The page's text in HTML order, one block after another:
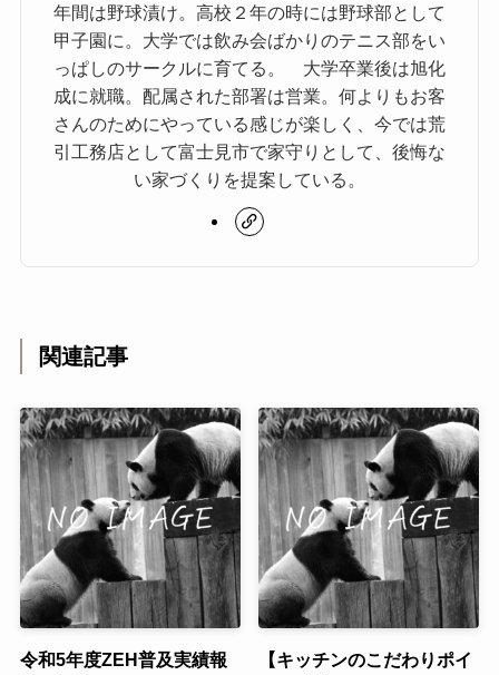
年間は野球漬け。高校２年の時には野球部として
甲子園に。大学では飲み会ばかりのテニス部をい
っぱしのサークルに育てる。 大学卒業後は旭化
成に就職。配属された部署は営業。何よりもお客
さんのためにやっている感じが楽しく、今では荒
引工務店として富士見市で家守りとして、後悔な
い家づくりを提案している。
関連記事
令和5年度ZEH普及実績報
【キッチンのこだわりポイ